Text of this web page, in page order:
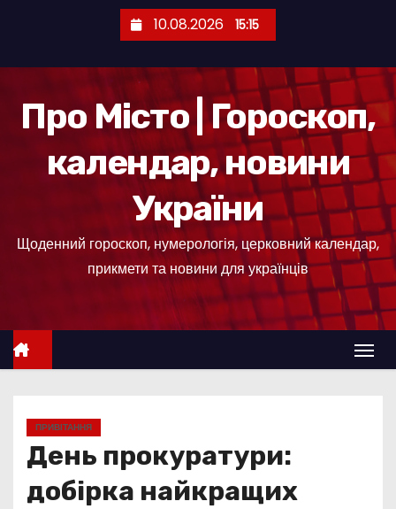
е
10.08.2026 15:15
Про Місто | Гороскоп,
календар, новини
України
Щоденний гороскоп, нумерологія, церковний календар,
прикмети та новини для українців
ПРИВІТАННЯ
День прокуратури:
добірка найкращих